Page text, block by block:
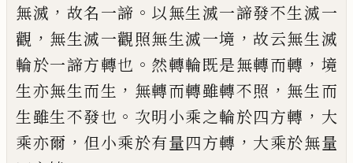
無滅 ， 故名一諦 。 以無生滅一諦發不生滅一
觀 ， 無生滅一觀照無生滅一境 ，故云無生滅
輪於一諦方轉也 。 然轉輪既是無轉而轉 ， 境
生亦無生而生 ， 無轉而轉雖轉不照 ， 無生而
生雖生不發也 。 次明小乘之輪於四方轉 ， 大
乘亦爾 ， 但小乘於有量四方轉 ， 大乘於無量